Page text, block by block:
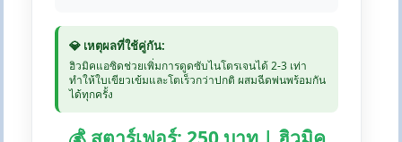
💎 เหตุผลที่ใช้คู่กัน:
ฮิวมิคแอซิดช่วยเพิ่มการดูดซับไนโตรเจนได้ 2-3 เท่า
ทำให้ใบเขียวเข้มและโตเร็วกว่าปกติ ผสมฉีดพ่นพร้อมกัน
ได้ทุกครั้ง